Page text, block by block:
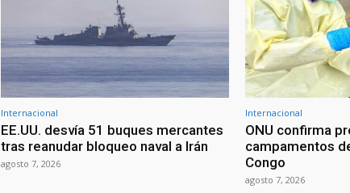
Internacional
EE.UU. desvía 51 buques mercantes
tras reanudar bloqueo naval a Irán
agosto 7, 2026
Internacional
ONU confirma
campamentos
Congo
agosto 7, 2026